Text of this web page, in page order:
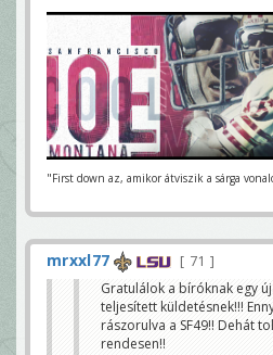
"First down az, amikor átviszik a sárga
mrxxl77
71
Gratulálok a bíróknak egy
teljesített küldetésnek!!!
rászorulva a SF49!! Dehát
rendesen!!